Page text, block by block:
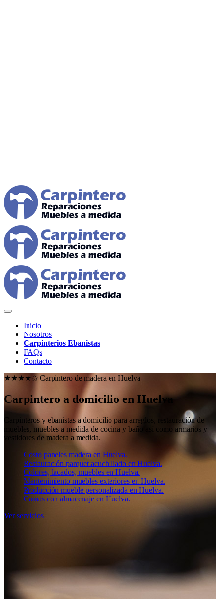
Inicio
Nosotros
Carpinterios Ebanistas
FAQs
Contacto
★★★★✩ Carpintero de madera en Huelva
Carpintero a domicilio en Huelva
Carpinteros y ebanistas a domicilio para arreglos, restauración de
muebles, muebles a medida de cocina y baño así como armarios y
vestidores de madera a medida.
Costo paneles madera en Huelva.
Restauración parquet acuchillado en Huelva.
Colores, lacados, muebles en Huelva.
Mantenimiento muebles exteriores en Huelva.
Producción mueble personalizada en Huelva.
Camas con almacenaje en Huelva.
Ver servicios